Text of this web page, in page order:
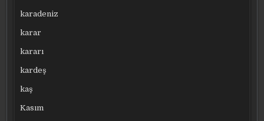
karadeniz
karar
kararı
kardeş
kaş
Kasım